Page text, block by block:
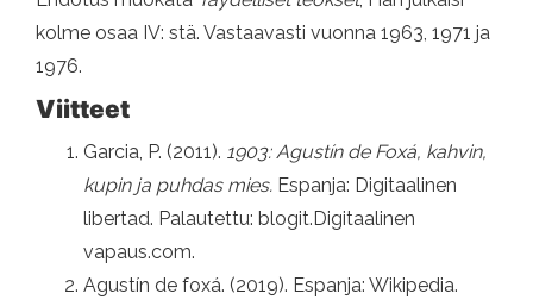
kolme osaa IV: stä. Vastaavasti vuonna 1963, 1971 ja
1976.
Viitteet
Garcia, P. (2011). 1903: Agustín de Foxá, kahvin,
kupin ja puhdas mies. Espanja: Digitaalinen
libertad. Palautettu: blogit.Digitaalinen
vapaus.com.
Agustín de foxá. (2019). Espanja: Wikipedia.